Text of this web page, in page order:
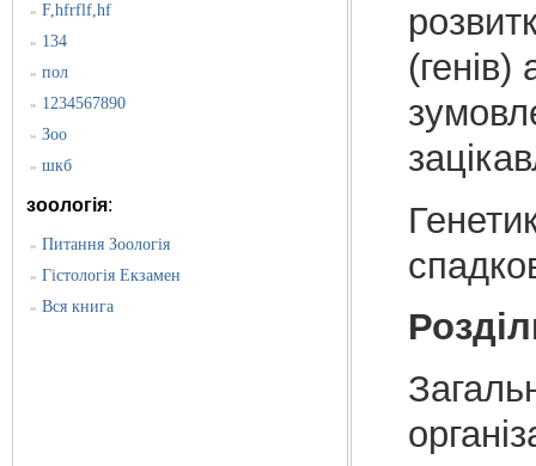
» F,hfrflf,hf
» 134
» пол
» 1234567890
» Зоо
» шкб
зоологія:
» Питання Зоологія
» Гістологія Екзамен
» Вся книга